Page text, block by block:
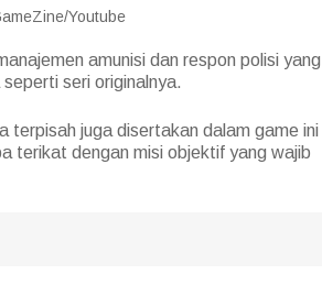
Youtube
amunisi dan respon polisi yang
seri originalnya.
terpisah juga disertakan dalam game ini
terikat dengan misi objektif yang wajib